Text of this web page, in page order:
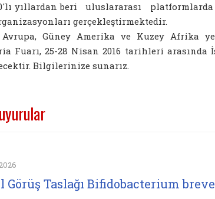
yıllardan beri uluslararası
gerçekleştirmektedir.
Güney Amerika ve Kuzey Afrika
Fuarı, 25-28 Nisan 2016 tarihleri arasında
Bilgilerinize sunarız.
Taslağı Bifidobacterium